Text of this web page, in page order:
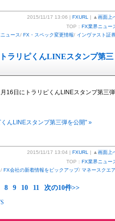
2015/11/17 13:06 | FXURL | ▲ 画面上
TOP： FX業界ニュー
ュース/ FX・スペック変更情報/ インヴァスト証
ラリピくんLINEスタンプ第三
16日にトラリピくんLINEスタンプ第三弾
んLINEスタンプ第三弾を公開" »
2015/11/17 13:04 | FXURL | ▲ 画面上
TOP： FX業界ニュー
/ FX会社の新着情報をピックアップ/ マネースクエア
8 9 10 11 次の10件>>